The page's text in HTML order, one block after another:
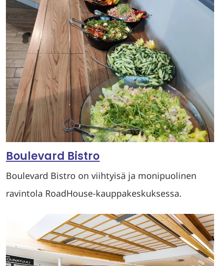
Boulevard Bistro
Boulevard Bistro on viihtyisä ja monipuolinen
ravintola RoadHouse-kauppakeskuksessa.